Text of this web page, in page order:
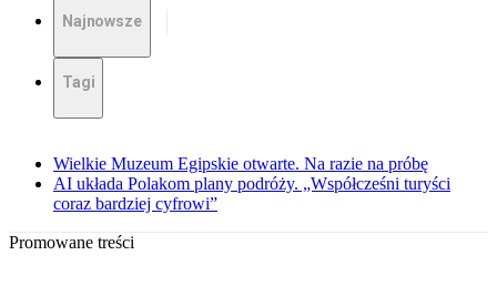
Najnowsze
Tagi
Wielkie Muzeum Egipskie otwarte. Na razie na próbę
AI układa Polakom plany podróży. „Współcześni turyści
coraz bardziej cyfrowi”
Promowane treści